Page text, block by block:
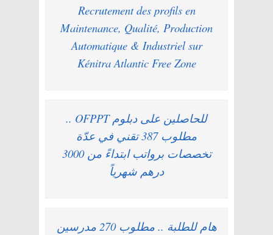
Recrutement des profils en
Maintenance, Qualité, Production
Automatique & Industriel sur
Kénitra Atlantic Free Zone
للحاصلين على دبلوم OFPPT ..
مطلوب 387 تقني في عدّة
تخصصات برواتب ابتداءً من 3000
درهم شهرياً
هام للطلبة .. مطلوب 270 مدرسين